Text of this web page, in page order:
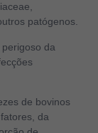
patógenos.
da
de bovinos
da